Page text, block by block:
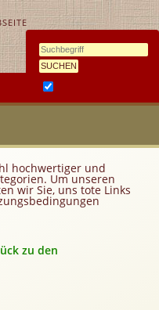
hochwertiger und
Um unseren
wir Sie, uns tote Links
zu den